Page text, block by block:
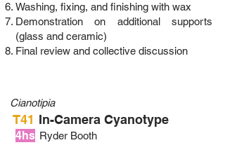
Washing, fixing, and finishing with wax
Demonstration on additional supports
(glass and ceramic)
Final review and collective discussion
Cianotipia
T41 In-Camera Cyanotype
4hs Ryder Booth